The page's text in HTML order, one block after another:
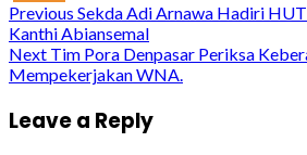
Continue
Reading
Previous Sekda Adi Arnawa Hadiri
Kanthi Abiansemal
Next Tim Pora Denpasar Periksa
Mempekerjakan WNA.
Leave a Reply